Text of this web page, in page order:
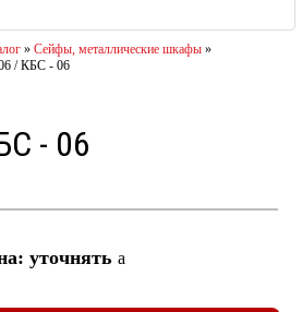
» Сейфы, металлические шкафы »
/ КБС - 06
- 06
уточнять a